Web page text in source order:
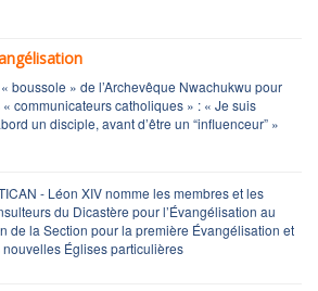
boussole » de l’Archevêque Nwachukwu pour
« communicateurs catholiques » : « Je suis
un disciple, avant d’être un “influenceur” »
- Léon XIV nomme les membres et les
du Dicastère pour l’Évangélisation au
de la Section pour la première Évangélisation et
nouvelles Églises particulières